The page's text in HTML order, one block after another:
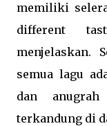
memiliki selera
different
menjelaskan.
semua lagu
dan
terkandung di